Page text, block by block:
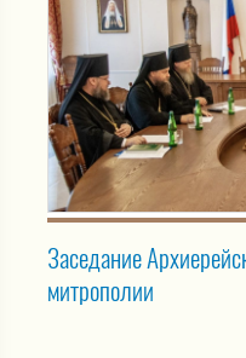
Заседание
митрополии